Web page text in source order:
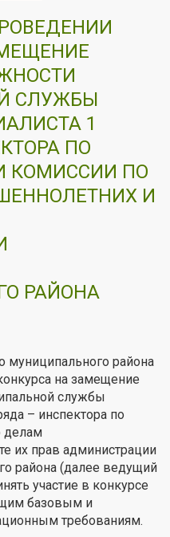
СЛУЖБЫ
1
ПО
КОМИССИИ ПО
И
РАЙОНА
муниципального района
на замещение
службы
– инспектора по
делам
их прав администрации
района (далее ведущий
участие в конкурсе
базовым и
требованиям.